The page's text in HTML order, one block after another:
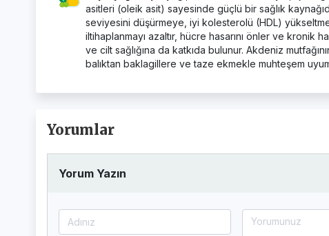
asitleri (oleik asit) sayesinde güçlü bir sağlık
seviyesini düşürmeye, iyi kolesterolü (HDL)
iltihaplanmayı azaltır, hücre hasarını önler ve kronik
ve cilt sağlığına da katkıda bulunur. Akdeniz
balıktan baklagillere ve taze ekmekle muhteşem
Yorumlar
Yorum Yazın